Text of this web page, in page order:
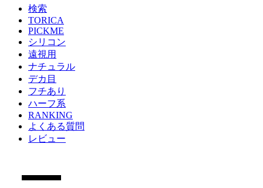
検索
TORICA
PICKME
シリコン
遠視用
ナチュラル
デカ目
フチあり
ハーフ系
RANKING
よくある質問
レビュー